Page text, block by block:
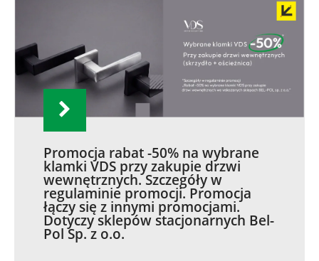
Promocja rabat -50% na wybrane
klamki VDS przy zakupie drzwi
wewnętrznych. Szczegóły w
regulaminie promocji. Promocja
łączy się z innymi promocjami.
Dotyczy sklepów stacjonarnych Bel-
Pol Sp. z o.o.